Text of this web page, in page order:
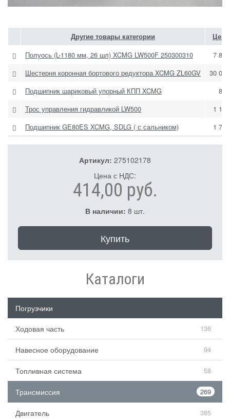
Другие товары категории
Полуось (L-1180 мм, 26 шл) XCMG LW500F 250300310
7
Шестерня коронная бортового редуктора XCMG ZL60GV
30
Подшипник шариковый упорный КПП XCMG
Трос управления гидравликой LW500
1
Подшипник GE80ES XCMG, SDLG ( с сальником)
1
Артикул: 275102178
Цена с НДС:
414,00 руб.
В наличии: 8 шт.
Купить
Каталоги
Погрузчики
Ходовая часть
136
Навесное оборудование 94
Топливная система 58
Трансмиссия 269
Двигатель 385